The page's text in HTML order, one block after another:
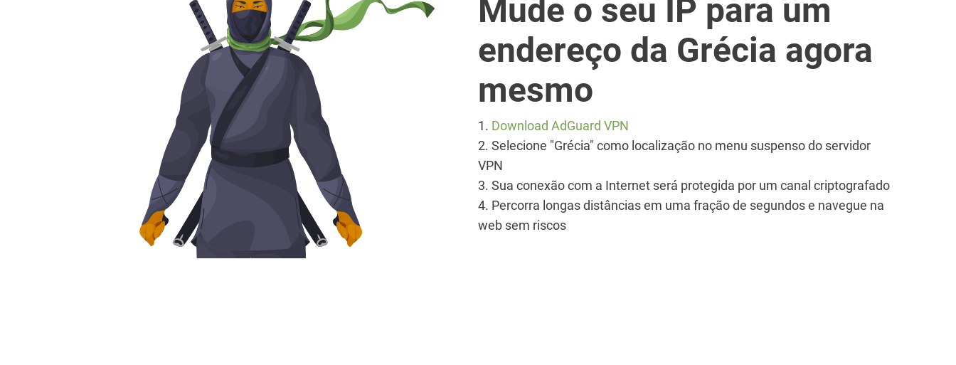
Mude o seu IP para um
endereço da Grécia agora
mesmo
1. Download AdGuard VPN
2. Selecione "Grécia" como localização no menu suspenso do servidor
VPN
3. Sua conexão com a Internet será protegida por um canal criptografado
4. Percorra longas distâncias em uma fração de segundos e navegue na
web sem riscos